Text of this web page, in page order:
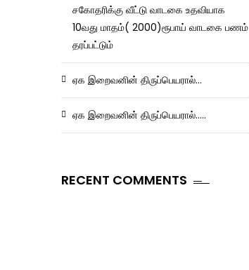
சகோதரிக்கு வீட்டு வாடகை உதவியாக
10வது மாதம்( 2000)ரூபாய் வாடகை பணம்
தரப்பட்டும்
ஏக இறைவனின் திருப்பெயரால்…
ஏக இறைவனின் திருப்பெயரால்…..
RECENT COMMENTS